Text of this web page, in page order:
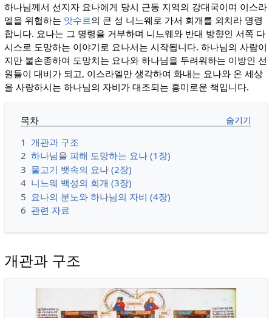
하나님께서 선지자 요나에게 당시 근동 지역의 강대국이며 이스라
엘을 위협하는 앗수르의 큰 성 니느웨로 가서 회개를 외치라 명령
합니다. 요나는 그 명령을 거부하며 니느웨와 반대 방향인 서쪽 다
시스로 도망하는 이야기로 요나서는 시작됩니다. 하나님의 사람이
지만 불손종하여 도망치는 요나와 하나님을 두려워하는 이방인 선
원들이 대비가 되고, 이스라엘만 생각하여 화내는 요나와 온 세상
을 사랑하시는 하나님의 자비가 대조되는 흥미로운 책입니다.
목차
1 개관과 구조
2 하나님을 피해 도망하는 요나 (1장)
3 물고기 뱃속의 요나 (2장)
4 니느웨 백성의 회개 (3장)
5 요나의 분노와 하나님의 자비 (4장)
6 관련 자료
개관과 구조